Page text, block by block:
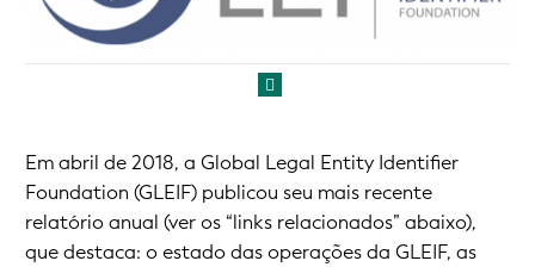
Em abril de 2018, a Global Legal Entity Identifier
Foundation (GLEIF) publicou seu mais recente
relatório anual (ver os “links relacionados” abaixo),
que destaca: o estado das operações da GLEIF, as